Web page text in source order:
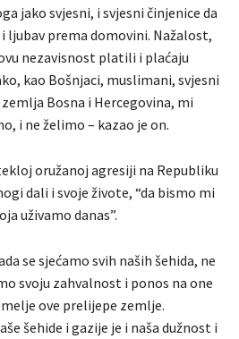
jako svjesni, i svjesni činjenice da
ljubav prema domovini. Nažalost,
nezavisnost platili i plaćaju
kao Bošnjaci, muslimani, svjesni
Bosna i Hercegovina, mi
i ne želimo – kazao je on.
oružanoj agresiji na Republiku
dali i svoje živote, “da bismo mi
uživamo danas”.
se sjećamo svih naših šehida, ne
svoju zahvalnost i ponos na one
ove prelijepe zemlje.
šehide i gazije je i naša dužnost i